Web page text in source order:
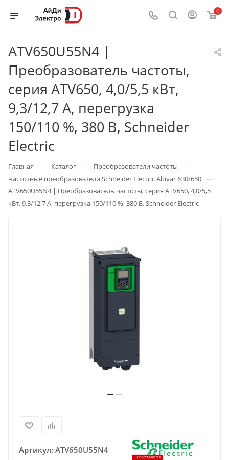
0
ATV650U55N4 |
Преобразователь частоты,
серия ATV650, 4,0/5,5 кВт,
9,3/12,7 А, перегрузка
150/110 %, 380 В, Schneider
Electric
Главная — Каталог — Преобразователи частоты —
Частотные преобразователи Schneider Electric Altivar 630/650 —
ATV650U55N4 | Преобразователь частоты, серия ATV650, 4,0/5,5
кВт, 9,3/12,7 А, перегрузка 150/110 %, 380 В, Schneider Electric
Артикул: ATV650U55N4